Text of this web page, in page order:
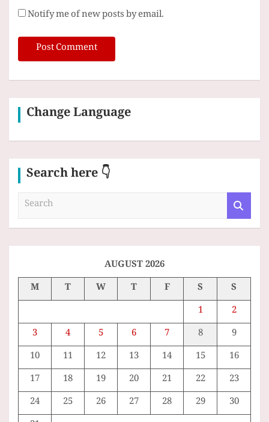
Notify me of new posts by email.
Change Language
Search here 👇
a
AUGUST 2026
M
T W T F S
S
1
2
3
4 5 6 7 8
9
10
11 12 13 14 15
16
17
18 19 20 21 22
23
24
25 26 27 28 29
30